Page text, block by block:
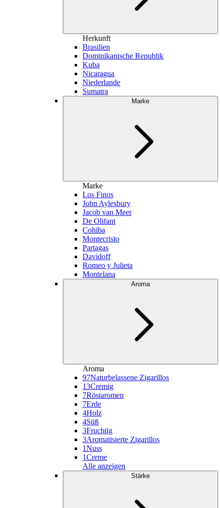
Herkunft
Brasilien
Dominikanische Republik
Kuba
Nicaragua
Niederlande
Sumatra
Marke
Marke
Los Finos
John Aylesbury
Jacob van Meer
De Olifant
Cohiba
Montecristo
Partagas
Davidoff
Romeo y Julieta
Montelana
Aroma
Aroma
97Naturbelassene Zigarillos
13Cremig
7Röstaromen
7Erde
4Holz
4Süß
3Fruchtig
3Aromatisierte Zigarillos
1Nuss
1Creme
Alle anzeigen
Stärke